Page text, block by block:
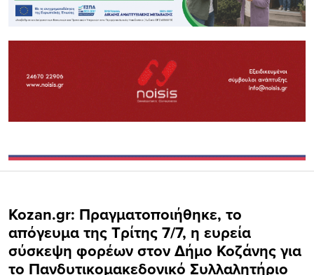
Kozan.gr: Πραγματοποιήθηκε, το
απόγευμα της Τρίτης 7/7, η ευρεία
σύσκεψη φορέων στον Δήμο Κοζάνης για
το Πανδυτικομακεδονικό Συλλαλητήριο